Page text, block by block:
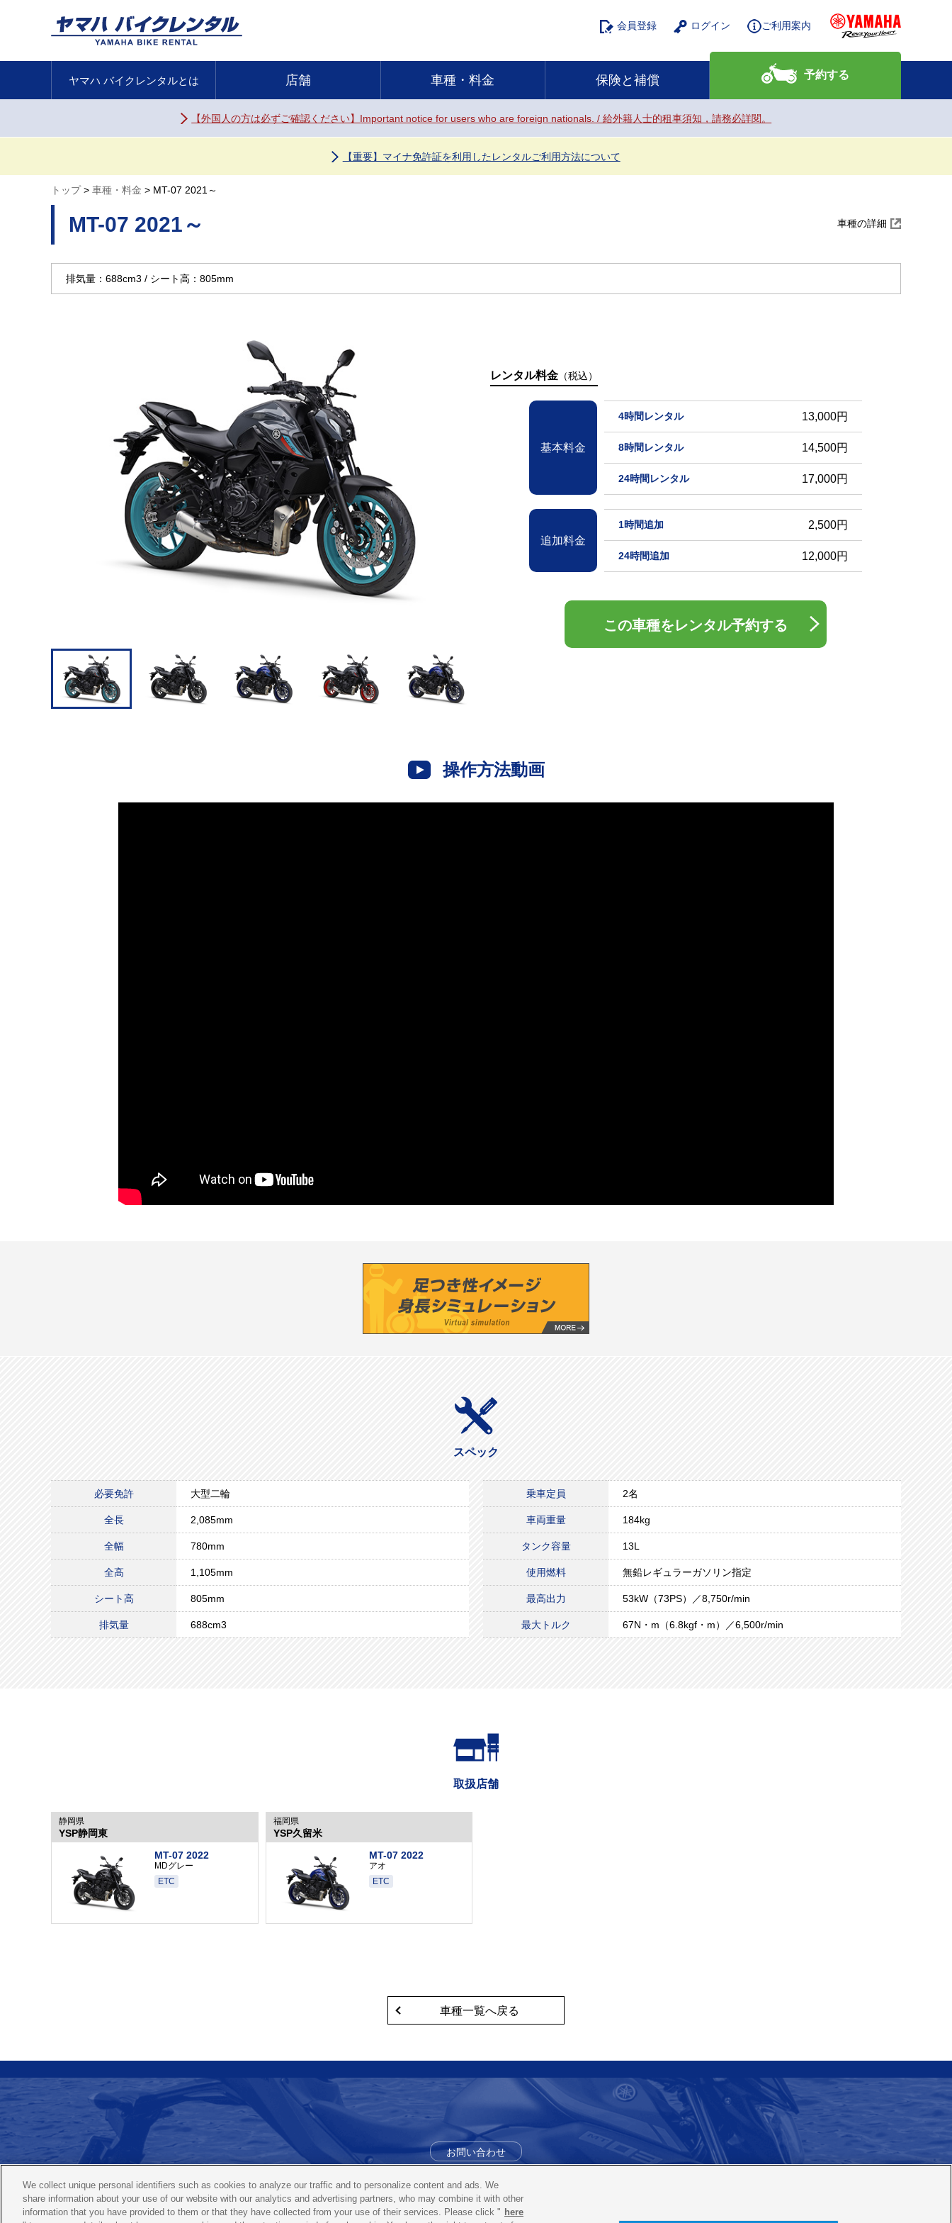
ご利用案内
ログイン
会員登録
ヤマハ バイク レンタルとは 店舗 車種・料金 保険と補償 予約する
【外国人の方は必ずご確認ください】 Important notice for users who are foreign nationals. / 給外籍人士的租車須知，請務必詳閱。
【重要】マイナ免許証を利用したレンタルご利用方法について
トップ 車種・料金 MT-07 2021～
MT-07 2021～ 車種の詳細
排気量：688cm3 シート高：805mm
レンタル料金 （税込）
基本料金
4時間レンタル 13,000円
8時間レンタル 14,500円
24時間レンタル 17,000円
追加料金
1時間追加 2,500円
24時間追加 12,000円
この車種をレンタル予約する
操作方法動画
スペック
必要免許 大型二輪
全長 2,085mm
全幅 780mm
全高 1,105mm
シート高 805mm
排気量 688cm3
乗車定員 2名
車両重量 184kg
タンク容量 13L
使用燃料 無鉛レギュラーガソリン指定
最高出力 53kW（73PS）／8,750r/min
最大トルク 67N・m（6.8kgf・m）／6,500r/min
取扱店舗
静岡県
YSP静岡東
MT-07 2022
MDグレー
ETC
福岡県
YSP久留米
MT-07 2022
アオ
ETC
車種一覧へ戻る
お問い合わせ
ヤマハ バイクレンタルコールセンター 0120-819-117
We collect unique personal identifiers such as cookies to analyze our traffic and to personalize content and ads. We
share information about your use of our website with our analytics and advertising partners, who may combine it with other
information that you have provided to them or that they have collected from your use of their services. Please click " here